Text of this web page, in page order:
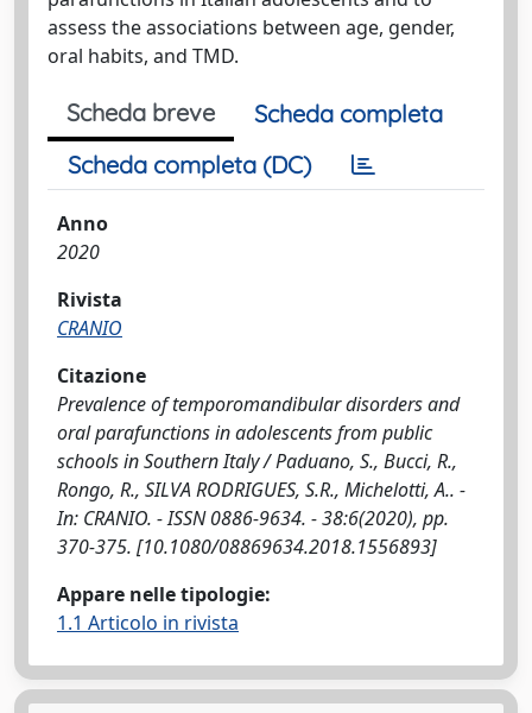
assess the associations between age, gender,
oral habits, and TMD.
Scheda breve
Scheda completa
Scheda completa (DC)
Anno
2020
Rivista
CRANIO
Citazione
Prevalence of temporomandibular disorders and
oral parafunctions in adolescents from public
schools in Southern Italy / Paduano, S., Bucci, R.,
Rongo, R., SILVA RODRIGUES, S.R., Michelotti, A.. -
In: CRANIO. - ISSN 0886-9634. - 38:6(2020), pp.
370-375. [10.1080/08869634.2018.1556893]
Appare nelle tipologie:
1.1 Articolo in rivista